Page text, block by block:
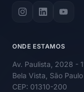
ONDE ESTAMOS
Av. Paulista, 2028 -
Bela Vista, São
CEP: 01310-200